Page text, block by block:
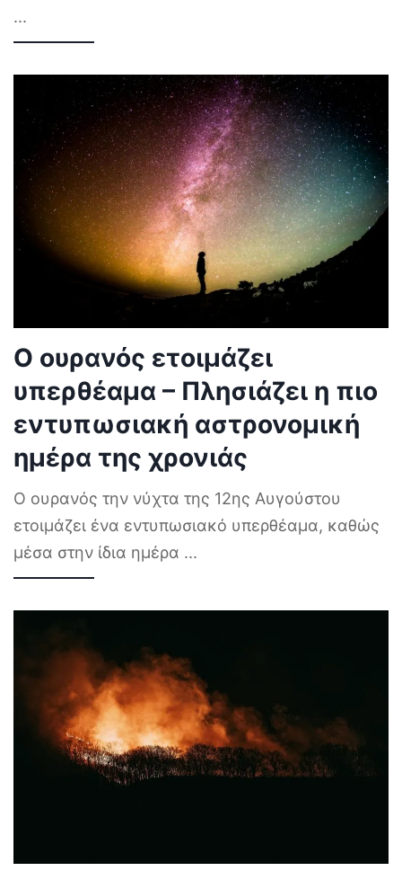
...
Ο ουρανός ετοιμάζει
υπερθέαμα – Πλησιάζει η πιο
εντυπωσιακή αστρονομική
ημέρα της χρονιάς
Ο ουρανός την νύχτα της 12ης Αυγούστου
ετοιμάζει ένα εντυπωσιακό υπερθέαμα, καθώς
μέσα στην ίδια ημέρα ...